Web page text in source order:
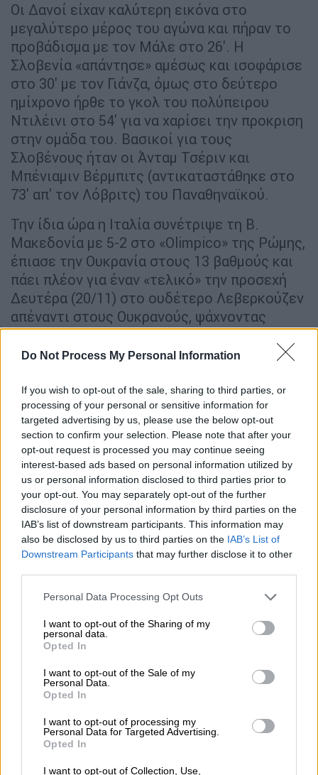
Do Not Process My Personal Information
If you wish to opt-out of the sale, sharing to third parties, or
processing of your personal or sensitive information for
targeted advertising by us, please use the below opt-out
section to confirm your selection. Please note that after your
opt-out request is processed you may continue seeing
interest-based ads based on personal information utilized by
us or personal information disclosed to third parties prior to
your opt-out. You may separately opt-out of the further
disclosure of your personal information by third parties on the
IAB’s list of downstream participants. This information may
also be disclosed by us to third parties on the IAB’s List of
Downstream Participants that may further disclose it to other
Please note that this website/app uses one or more Google
not limited to your visit or usage behaviour. You may click to
grant or deny consent to Google and its third-party tags to
use your data for below specified purposes in below Google
consent section.
Personal Data Processing Opt Outs
I want to opt-out of the Sharing of my
personal data.
Opted In
I want to opt-out of the Sale of my
Personal Data.
Opted In
I want to opt-out of processing my
Personal Data for Targeted Advertising.
Opted In
I want to opt-out of Collection, Use,
Οι Δανοί είχαν καλύτερη εικόνα στο
μεγαλύτερο μέρος του αγώνα και πήραν το
προβάδισμα με τον Μάλε στο 26'. Η
Σλοβενία «απάντησε» αμέσως και ισοφάρισε
στο 30' με τον Γιάνζα, όμως στο δεύτερο
ημίχρονο ήρθε το γκολ του πολύπειρου
Ντιλέινι στο 54' για να χαρίσει την προκριση
στην ομάδα του. Βασικοί για τους
Σλοβένους ήταν οι Άνταμ Τσέριν και
Μπένιαμιν Βέρμπιτς (αντικαταστάθηκε στο
73' απ' τον Λόβριτς) του Παναθηναϊκού.
Την ίδια ώρα η Ιταλία συνέτριψε τη Β.
Μακεδονία με 5-2 στο «Olimpico» της Ρώμης,
έπιασε την Ουκρανία στους 13 βαθμούς και
πάει πλέον για έναν «τελικό» την προσεχή
Δευτέρα (20/11) στο ουδέτερο Λεβερκούζεν
απέναντι στους Ουκρανούς, ψάχνοντας
μίνιμουμ την ισοπαλία για να πάρει εκείνη το
δεύτερο «εισιτήριο» πίσω απ' την Αγγλία
Οι Άγγλοι έκαναν έναν... περίπατο στο
«Wembley» απέναντι στη Μάλτα, φτάνοντας
«σβηστά» στο 2-0, ενώ η Πολωνία έμεινε
εκτός της πρώτης δυάδας στον 5ο όμιλο,
μετά το «καταδικαστικό» 1-1 κόντρα στην
Τσεχία, που πλέον έχει τον δικό της
«τελικό» τη Δευτέρα (20/11) στην Πράγα
απέναντι στη Μολδαβία για τη 2η θέση του
γκρουπ.
Προηγουμένως, παρά το γεγονός ότι
ισοφαρίστηκε στο 88ο λεπτό απ' τη
Μολδαβία απ' το γκολ του Μπαμπόγκλο, η
Αλβανία πήρε τον ένα βαθμό που χρειαζόταν
και με το τελικό 1-1 εξασφάλισε και
μαθηματικά την παρουσία της στην τελική
φάση. Πρόκειται για μια τεράστια επιτυχία
για δεύτερη φορά σε τελικά EURO μετά το
2016 και μάλιστα, έχοντας σοβαρές
πιθανότητες να κόψει πρώτη το νήμα σε